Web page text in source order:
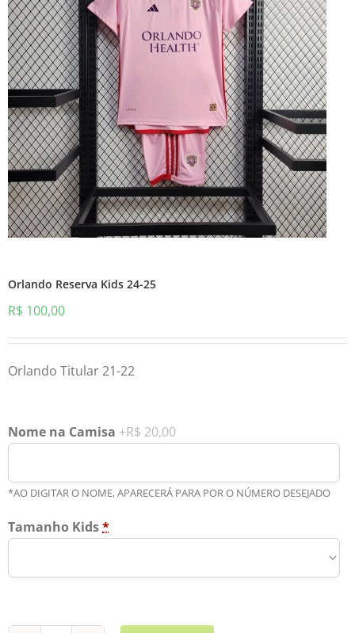
Orlando Reserva Kids 24-25
R$ 100,00
Orlando Titular 21-22
Nome na Camisa +R$ 20,00
*AO DIGITAR O NOME, APARECERÁ PARA POR O NÚMERO DESEJADO
Tamanho Kids*